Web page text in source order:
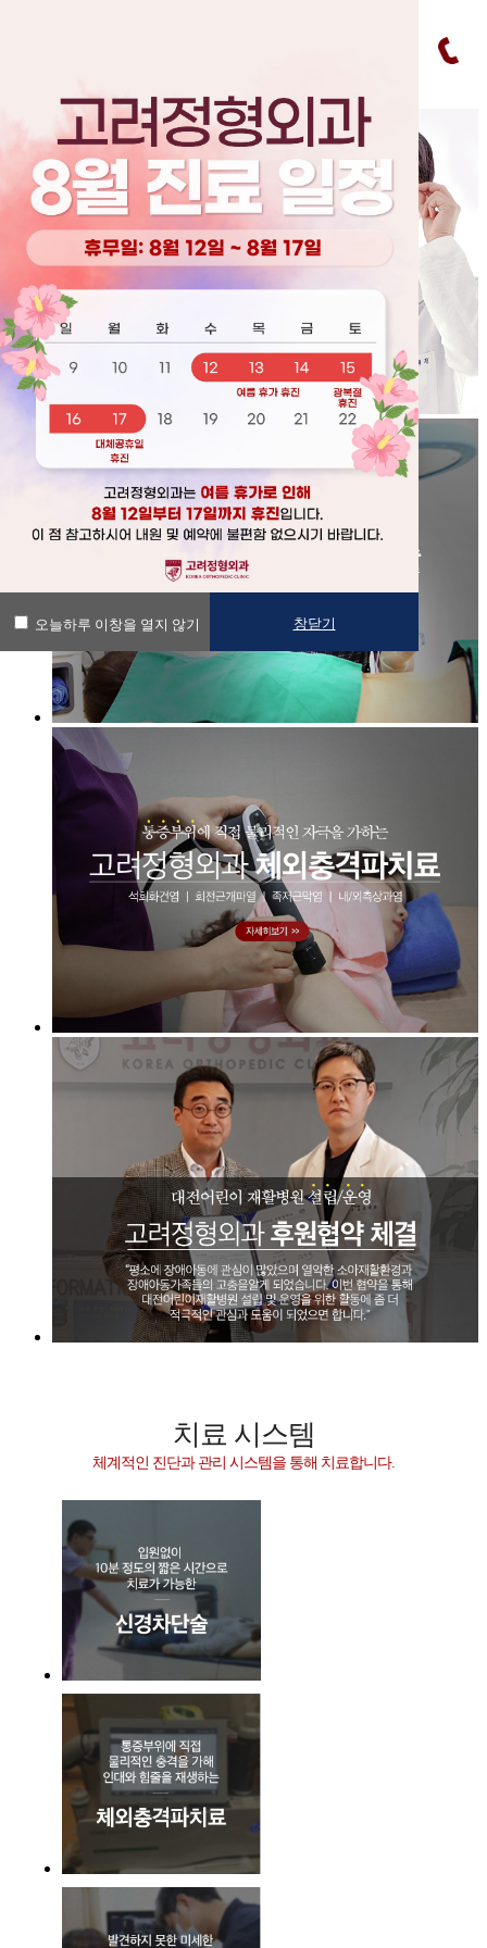
오늘하루 이창을 열지 않기 창닫기
오늘하루 이창을 열지 않기
오늘하루 이창을 열지 않기 창닫기
치료 시스템
체계적인 진단과 관리 시스템을 통해 치료합니다.